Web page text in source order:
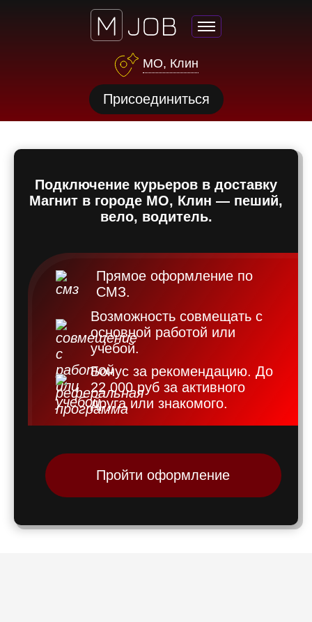
МО, Клин
Присоединиться
Подключение курьеров в доставку
Магнит в городе МО, Клин — пеший,
вело, водитель.
Прямое оформление по
СМЗ.
Возможность совмещать с
основной работой или
учебой.
Бонус за рекомендацию. До
22 000 руб за активного
друга или знакомого.
Пройти оформление